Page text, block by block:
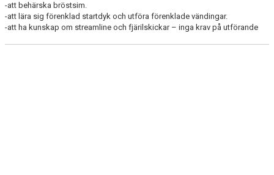
ANMÄLAN
-att behärska bröstsim.
-att lära sig förenklad startdyk och utföra förenklade vändingar.
-att ha kunskap om streamline och fjärilskickar – inga krav på utförande